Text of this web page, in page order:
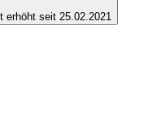
erhöht seit 25.02.2021